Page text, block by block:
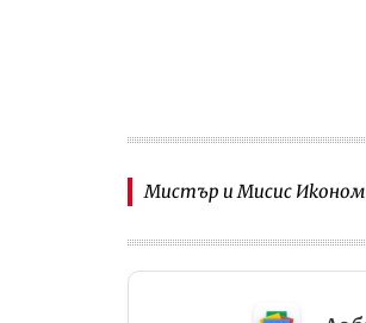
Мистър и Мисис